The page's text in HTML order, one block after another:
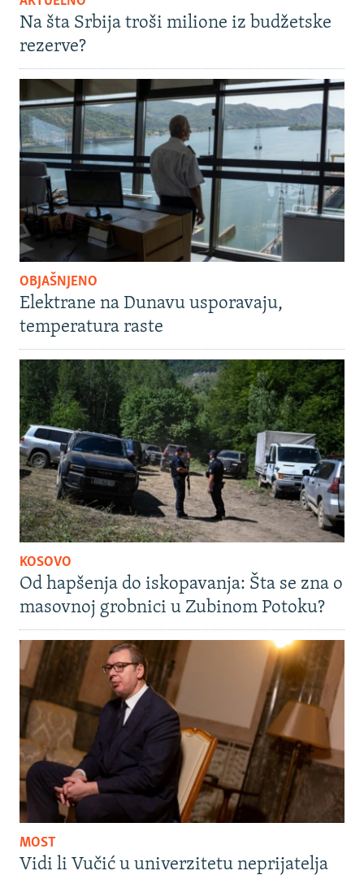
Na šta Srbija troši milione iz budžetske
rezerve?
OBJAŠNJENO
Elektrane na Dunavu usporavaju,
temperatura raste
KOSOVO
Od hapšenja do iskopavanja: Šta se zna o
masovnoj grobnici u Zubinom Potoku?
MOST
Vidi li Vučić u univerzitetu neprijatelja